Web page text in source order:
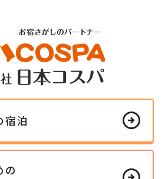
宿泊 arrow_circle_right
の